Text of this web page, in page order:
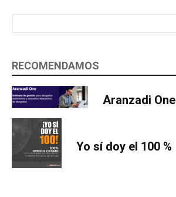
RECOMENDAMOS
Aranzadi One
Yo sí doy el 100 %